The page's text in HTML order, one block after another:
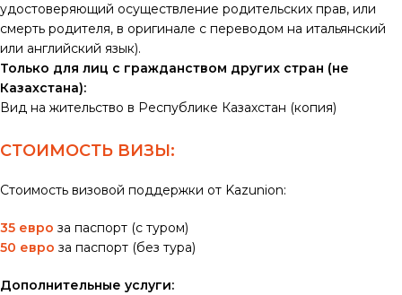
удостоверяющий осуществление родительских прав, или
смерть родителя, в оригинале с переводом на итальянский
или английский язык).
Только для лиц с гражданством других стран (не
Казахстана):
Вид на жительство в Республике Казахстан (копия)
СТОИМОСТЬ ВИЗЫ:
Стоимость визовой поддержки от Kazunion:
35 евро за паспорт (с туром)
50 евро за паспорт (без тура)
Дополнительные услуги: